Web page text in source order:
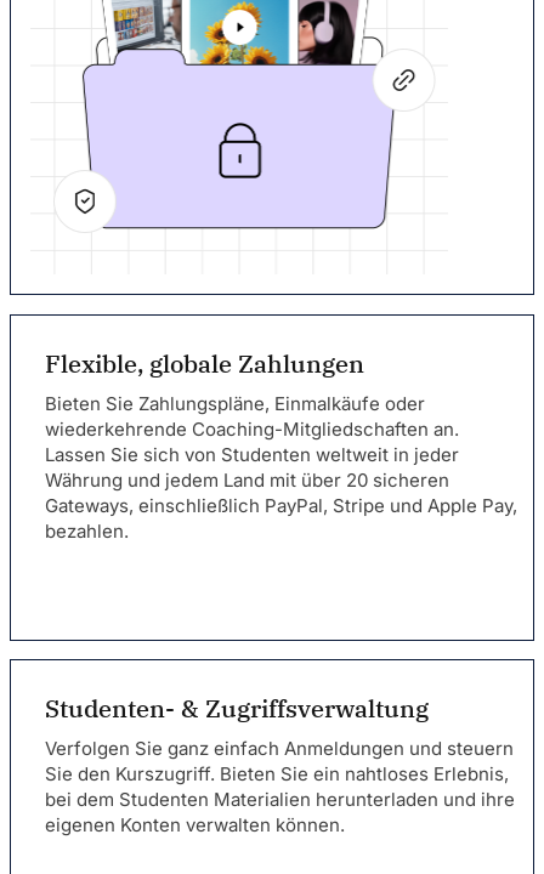
Flexible, globale Zahlungen
Bieten Sie Zahlungspläne, Einmalkäufe oder
wiederkehrende Coaching-Mitgliedschaften an.
Lassen Sie sich von Studenten weltweit in jeder
Währung und jedem Land mit über 20 sicheren
Gateways, einschließlich PayPal, Stripe und Apple Pay,
bezahlen.
Studenten- & Zugriffsverwaltung
Verfolgen Sie ganz einfach Anmeldungen und steuern
Sie den Kurszugriff. Bieten Sie ein nahtloses Erlebnis,
bei dem Studenten Materialien herunterladen und ihre
eigenen Konten verwalten können.